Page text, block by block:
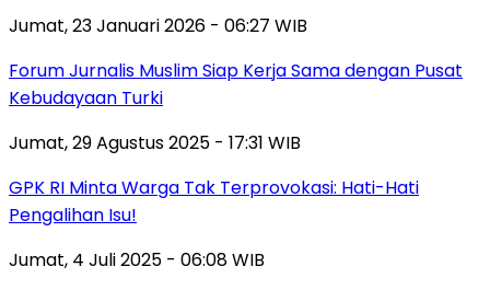
Jumat, 23 Januari 2026 - 06:27 WIB
Forum Jurnalis Muslim Siap Kerja Sama dengan Pusat
Kebudayaan Turki
Jumat, 29 Agustus 2025 - 17:31 WIB
GPK RI Minta Warga Tak Terprovokasi: Hati-Hati
Pengalihan Isu!
Jumat, 4 Juli 2025 - 06:08 WIB